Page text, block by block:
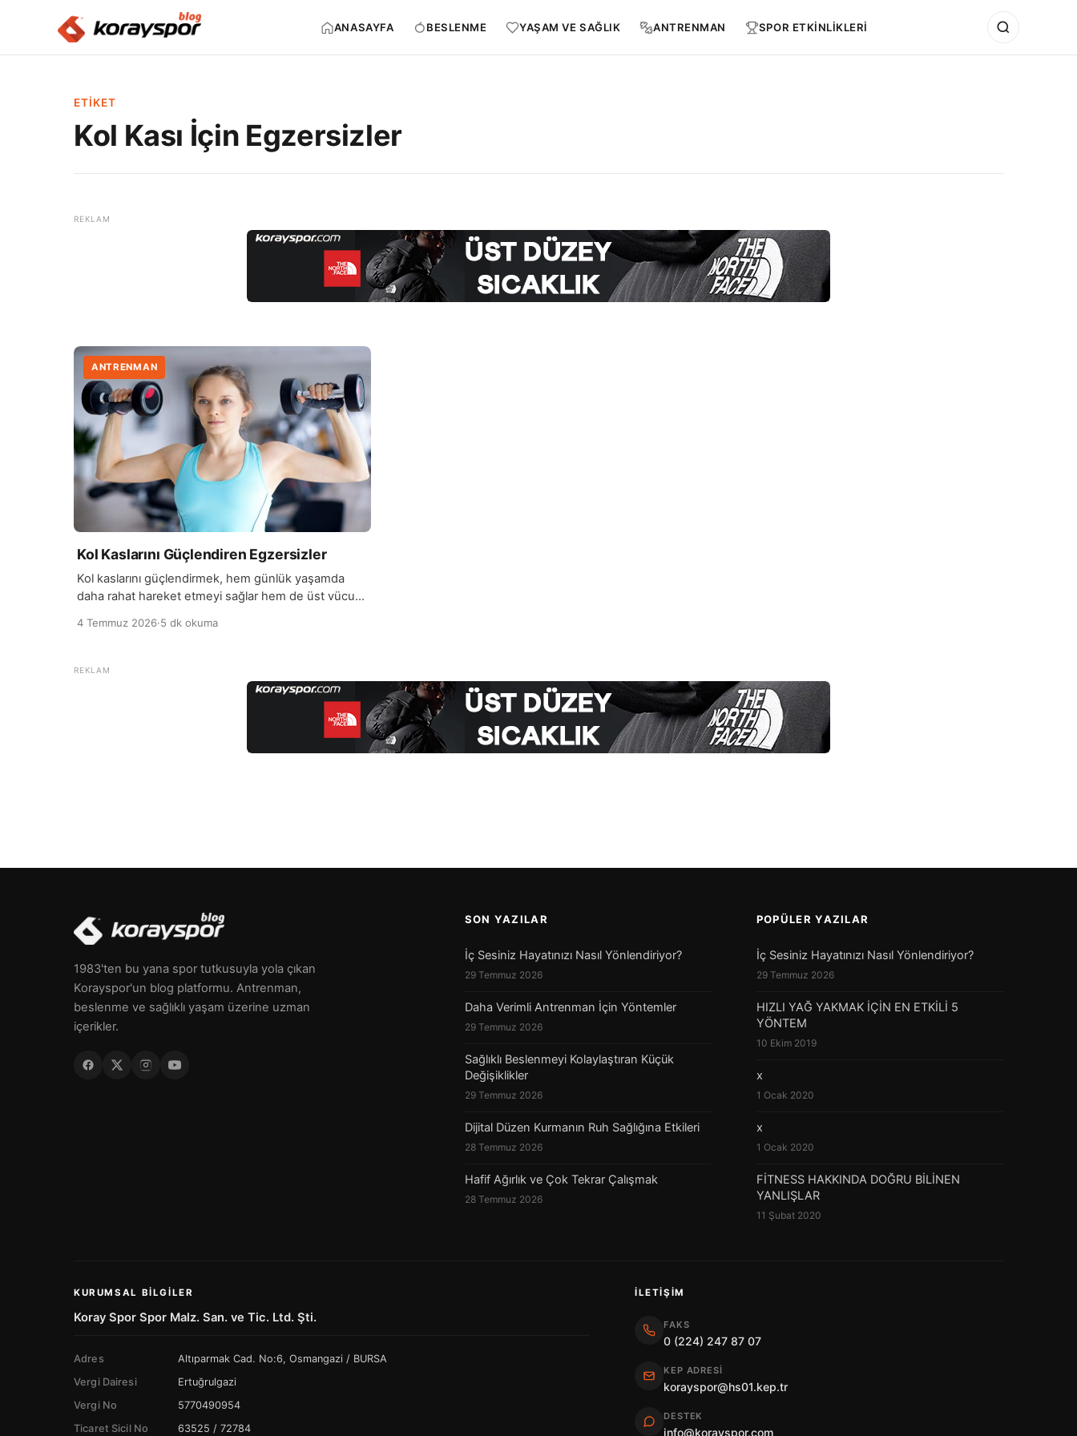
ANASAYFA BESLENME YAŞAM VE SAĞLIK ANTRENMAN SPOR ETKİNLİKLERİ
ETIKET
Kol Kası İçin Egzersizler
ANTRENMAN
Kol Kaslarını Güçlendiren Egzersizler
Kol kaslarını güçlendirmek, hem günlük yaşamda
daha rahat hareket etmeyi sağlar hem de üst vücut
egzersizler…
4 Temmuz 2026·5 dk okuma
1983'ten bu yana spor tutkusuyla yola çıkan
Korayspor'un blog platformu. Antrenman,
beslenme ve sağlıklı yaşam üzerine uzman
içerikler.
SON YAZILAR
İç Sesiniz Hayatınızı Nasıl Yönlendiriyor?
29 Temmuz 2026
Daha Verimli Antrenman İçin Yöntemler
29 Temmuz 2026
Sağlıklı Beslenmeyi Kolaylaştıran Küçük
Değişiklikler
29 Temmuz 2026
Dijital Düzen Kurmanın Ruh Sağlığına Etkileri
28 Temmuz 2026
Hafif Ağırlık ve Çok Tekrar Çalışmak
28 Temmuz 2026
POPÜLER YAZILAR
İç Sesiniz Hayatınızı Nasıl Yönlendiriyor?
29 Temmuz 2026
HIZLI YAĞ YAKMAK İÇİN EN ETKİLİ 5
YÖNTEM
10 Ekim 2019
x
1 Ocak 2020
x
1 Ocak 2020
FİTNESS HAKKINDA DOĞRU BİLİNEN
YANLIŞLAR
11 Şubat 2020
KURUMSAL BILGILER
Koray Spor Spor Malz. San. ve Tic. Ltd. Şti.
Adres
Altıparmak Cad. No:6, Osmangazi / BURSA
Vergi Dairesi
Ertuğrulgazi
Vergi No
5770490954
Ticaret Sicil No
63525 / 72784
İLETIŞIM
FAKS
0 (224) 247 87 07
KEP ADRESI
korayspor@hs01.kep.tr
DESTEK
info@korayspor.com